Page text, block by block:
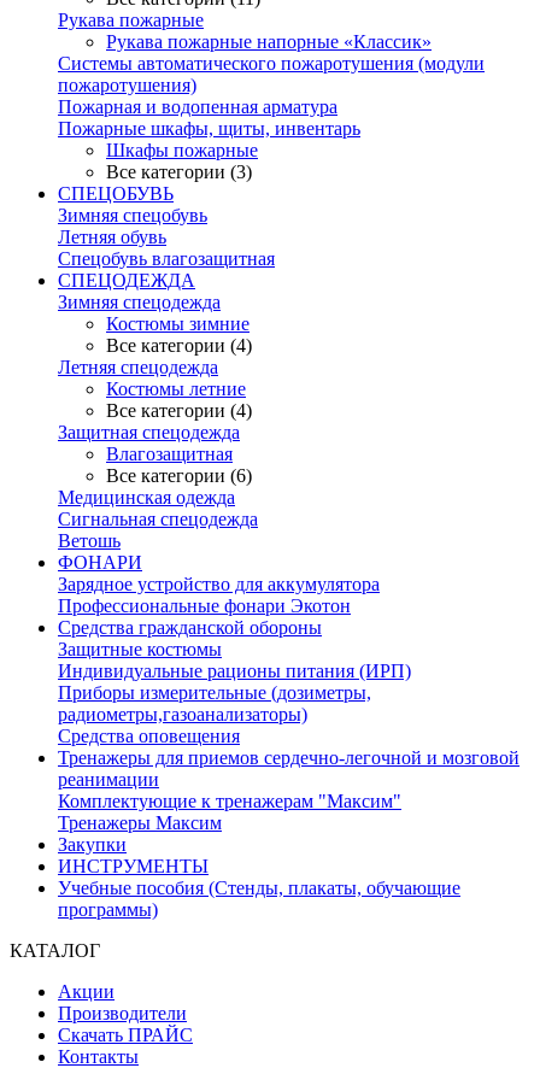
Рукава пожарные
Рукава пожарные напорные «Классик»
Системы автоматического пожаротушения (модули
пожаротушения)
Пожарная и водопенная арматура
Пожарные шкафы, щиты, инвентарь
Шкафы пожарные
Все категории (3)
СПЕЦОБУВЬ
Зимняя спецобувь
Летняя обувь
Спецобувь влагозащитная
СПЕЦОДЕЖДА
Зимняя спецодежда
Костюмы зимние
Все категории (4)
Летняя спецодежда
Костюмы летние
Все категории (4)
Защитная спецодежда
Влагозащитная
Все категории (6)
Медицинская одежда
Сигнальная спецодежда
Ветошь
ФОНАРИ
Зарядное устройство для аккумулятора
Профессиональные фонари Экотон
Средства гражданской обороны
Защитные костюмы
Индивидуальные рационы питания (ИРП)
Приборы измерительные (дозиметры,
радиометры,газоанализаторы)
Средства оповещения
Тренажеры для приемов сердечно-легочной и мозговой
реанимации
Комплектующие к тренажерам "Максим"
Тренажеры Максим
Закупки
ИНСТРУМЕНТЫ
Учебные пособия (Стенды, плакаты, обучающие
программы)
КАТАЛОГ
Акции
Производители
Скачать ПРАЙС
Контакты